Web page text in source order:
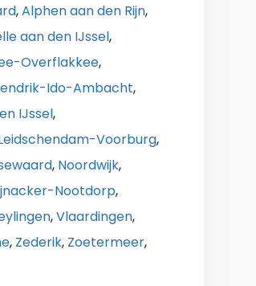
,Alphen aan den Rijn,
aan den IJssel,
Overflakkee,
Ido-Ambacht,
IJssel,
Voorburg,
, Noordwijk,
Nootdorp,
,Vlaardingen,
, Zederik, Zoetermeer,